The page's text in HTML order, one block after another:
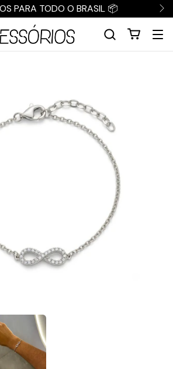
PARA TODO O BRASIL 📦